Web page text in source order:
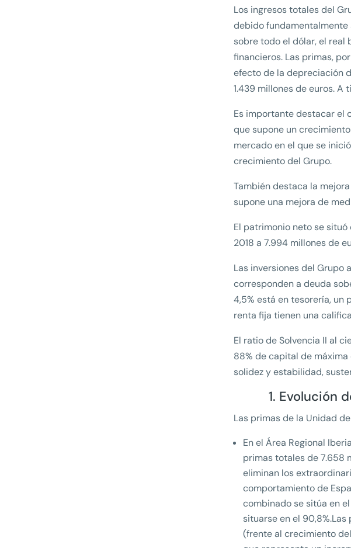
Los ingresos totales del
debido fundamentalmente
sobre todo el dólar, el real
financieros. Las primas,
efecto de la depreciación
1.439 millones de euros. A
Es importante destacar el
que supone un
mercado en el que se
crecimiento del Grupo.
También destaca la
supone una mejora de
El patrimonio neto se
2018 a 7.994 millones de
Las inversiones del Grupo
corresponden a deuda
4,5% está en tesorería, un
renta fija tienen una
El ratio de Solvencia II al
88% de capital de máxima
solidez y estabilidad,
1. Evolución
Las primas de la Unidad
En el Área Regional
primas totales de 7.658
eliminan los
comportamiento de
combinado se sitúa en
situarse en el
(frente al crecimiento